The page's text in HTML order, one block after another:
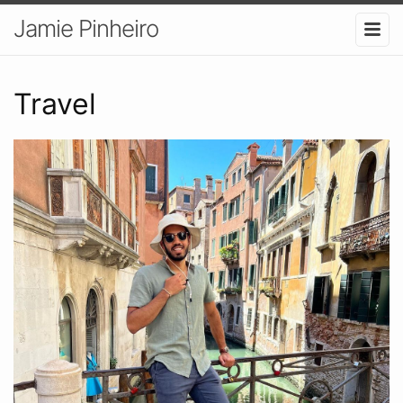
Jamie Pinheiro
Travel